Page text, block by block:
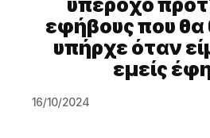
υπέροχο
εφήβους που θα
υπήρχε όταν
εμείς
16/10/2024